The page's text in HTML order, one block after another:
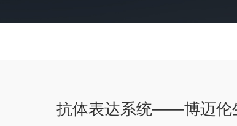
抗体表达系统——博迈伦